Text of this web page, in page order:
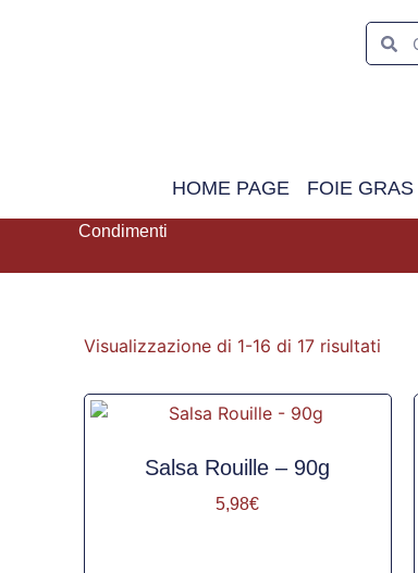
HOME PAGE FOIE GRAS
Condimenti
Visualizzazione di 1-16 di 17 risultati
Salsa Rouille – 90g
5,98€